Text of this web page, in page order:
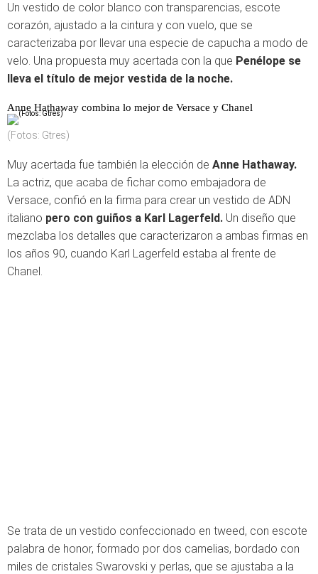
Un vestido de color blanco con transparencias, escote
corazón, ajustado a la cintura y con vuelo, que se
caracterizaba por llevar una especie de capucha a modo de
velo. Una propuesta muy acertada con la que Penélope se
lleva el título de mejor vestida de la noche.
Anne Hathaway combina lo mejor de Versace y Chanel
(Fotos: Gtres)
Muy acertada fue también la elección de Anne Hathaway.
La actriz, que acaba de fichar como embajadora de
Versace, confió en la firma para crear un vestido de ADN
italiano pero con guiños a Karl Lagerfeld. Un diseño que
mezclaba los detalles que caracterizaron a ambas firmas en
los años 90, cuando Karl Lagerfeld estaba al frente de
Chanel.
Se trata de un vestido confeccionado en tweed, con escote
palabra de honor, formado por dos camelias, bordado con
miles de cristales Swarovski y perlas, que se ajustaba a la